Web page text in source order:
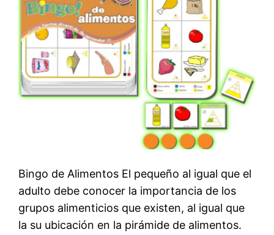
Bingo de Alimentos El pequeño al igual que el
adulto debe conocer la importancia de los
grupos alimenticios que existen, al igual que
la su ubicación en la pirámide de alimentos.